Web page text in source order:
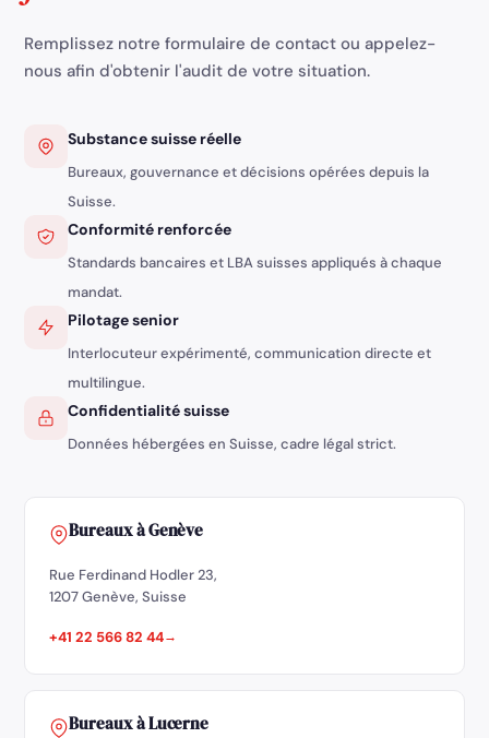
Comptabilité, TVA, salaires
Remplissez notre formulaire de contact ou appelez-
nous afin d'obtenir l'audit de votre situation.
Substance suisse réelle
Bureaux, gouvernance et décisions opérées depuis la
Suisse.
Conformité renforcée
Standards bancaires et LBA suisses appliqués à chaque
mandat.
Pilotage senior
Interlocuteur expérimenté, communication directe et
multilingue.
Confidentialité suisse
Données hébergées en Suisse, cadre légal strict.
Bureaux à Genève
Rue Ferdinand Hodler 23,
1207 Genève, Suisse
+41 22 566 82 44
Bureaux à Lucerne